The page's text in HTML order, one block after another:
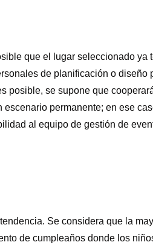
que el lugar seleccionado ya
de planificación o diseño
posible, se supone que
permanente; en ese
al equipo de gestión de
Se considera que la
de cumpleaños donde los